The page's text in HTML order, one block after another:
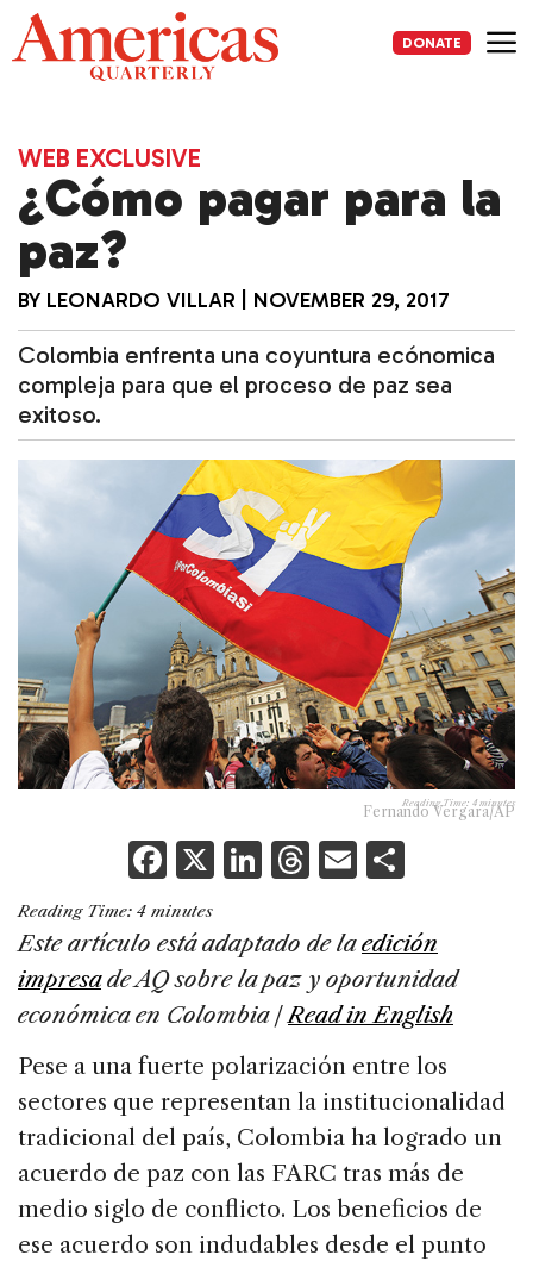
Skip
to
content
DONATE
WEB EXCLUSIVE
¿Cómo pagar para la
paz?
BY LEONARDO VILLAR NOVEMBER 29, 2017
Colombia enfrenta una coyuntura ecónomica
compleja para que el proceso de paz sea
exitoso.
Reading Time: 4 minutes
Fernando Vergara/AP
F
a
c
e
b
o
o
k
X Li
k
e
dI
n
T
re
a
d
s
E
ai
l
ar
e
Reading Time: 4 minutes
Este artículo está adaptado de laedición
impresade AQ sobre la paz y oportunidad
económica en Colombia |Read in English
Pese a una fuerte polarización entre los
sectores que representan la institucionalidad
tradicional del país, Colombia ha logrado un
acuerdo de paz con las FARC tras más de
medio siglo de conflicto. Los beneficios de
ese acuerdo son indudables desde el punto